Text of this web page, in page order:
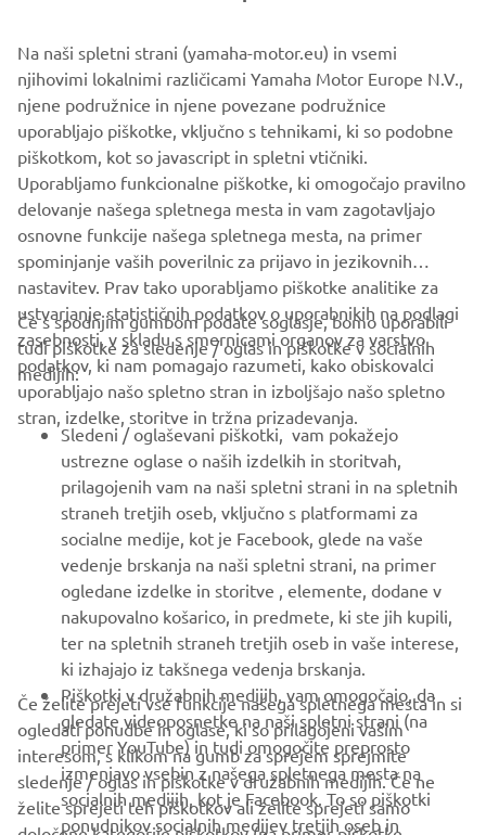
If you’re looking for the ultimate riding experience,
Öhlins Suspensions will take your ride to the next
level. You can expect premium quality, maximum
performance and adjustability to suit your individual
riding needs.
DISCOVER MORE
PODJETJA
ZA PODJETJA
VEČ YAMAHA
PODPORA
GLASILO
Med prvimi prejmite novice o najnovejših ponudbah, posebnih
dogodkih, novih izdajah in še veliko več
NAROČI SE
Na naši spletni strani (yamaha-motor.eu) in vsemi
njihovimi lokalnimi različicami Yamaha Motor Europe N.V.,
njene podružnice in njene povezane podružnice
uporabljajo piškotke, vključno s tehnikami, ki so podobne
piškotkom, kot so javascript in spletni vtičniki.
Uporabljamo funkcionalne piškotke, ki omogočajo pravilno
delovanje našega spletnega mesta in vam zagotavljajo
osnovne funkcije našega spletnega mesta, na primer
spominjanje vaših poverilnic za prijavo in jezikovnih
nastavitev. Prav tako uporabljamo piškotke analitike za
ustvarjanje statističnih podatkov o uporabnikih na podlagi
zasebnosti, v skladu s smernicami organov za varstvo
podatkov, ki nam pomagajo razumeti, kako obiskovalci
uporabljajo našo spletno stran in izboljšajo našo spletno
stran, izdelke, storitve in tržna prizadevanja.
Če s spodnjim gumbom podate soglasje, bomo uporabili
tudi piškotke za sledenje / oglas in piškotke v socialnih
medijih:
Sledeni / oglaševani piškotki, vam pokažejo
ustrezne oglase o naših izdelkih in storitvah,
prilagojenih vam na naši spletni strani in na spletnih
straneh tretjih oseb, vključno s platformami za
socialne medije, kot je Facebook, glede na vaše
vedenje brskanja na naši spletni strani, na primer
ogledane izdelke in storitve , elemente, dodane v
nakupovalno košarico, in predmete, ki ste jih kupili,
ter na spletnih straneh tretjih oseb in vaše interese,
ki izhajajo iz takšnega vedenja brskanja.
Piškotki v družabnih medijih, vam omogočajo, da
gledate videoposnetke na naši spletni strani (na
primer YouTube) in tudi omogočite preprosto
izmenjavo vsebin z našega spletnega mesta na
socialnih medijih, kot je Facebook. To so piškotki
ponudnikov socialnih medijev tretjih oseb in
Če želite prejeti vse funkcije našega spletnega mesta in si
ogledati ponudbe in oglase, ki so prilagojeni vašim
interesom, s klikom na gumb za sprejem sprejmite
sledenje / oglas in piškotke v družabnih medijih. Če ne
želite sprejeti teh piškotkov ali želite sprejeti samo